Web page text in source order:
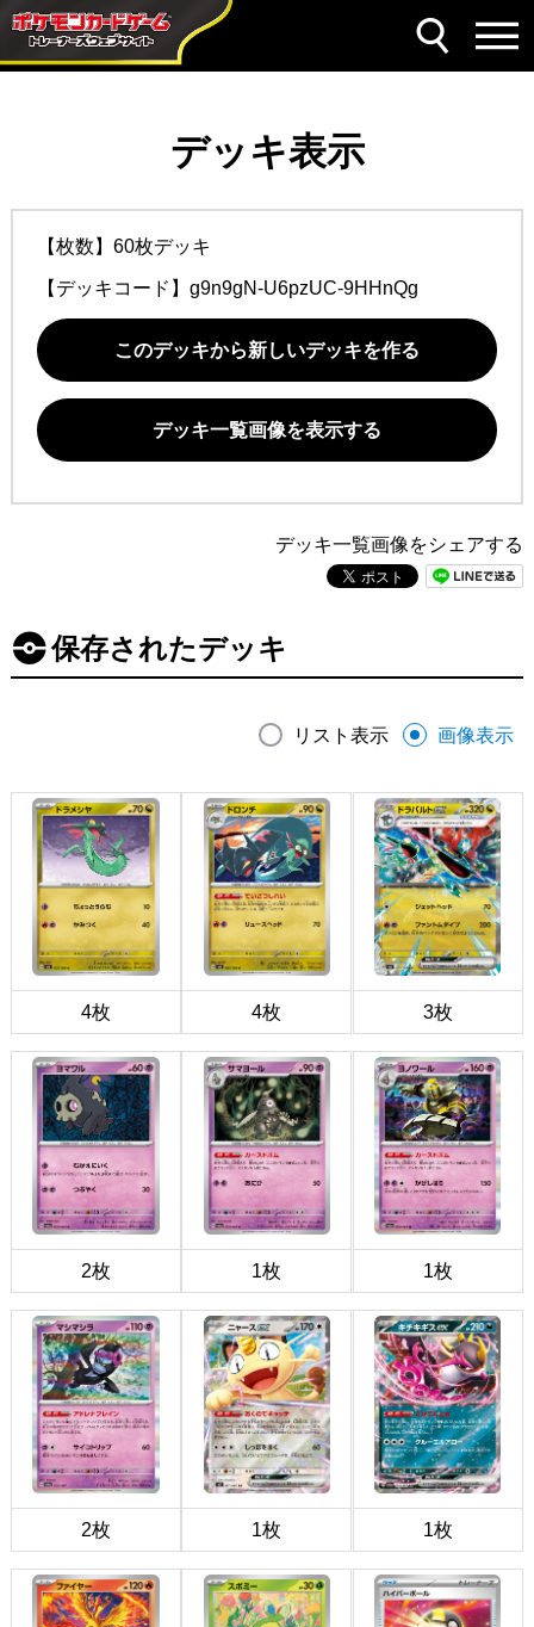
デッキ表示
【枚数】60枚デッキ
【デッキコード】 g9n9gN-U6pzUC-9HHnQg
このデッキから新しいデッキを作る
デッキ一覧画像を表示する
デッキ一覧画像をシェアする
保存されたデッキ
リスト表示 画像表示
4枚 4枚 3枚
2枚 1枚 1枚
2枚 1枚 1枚